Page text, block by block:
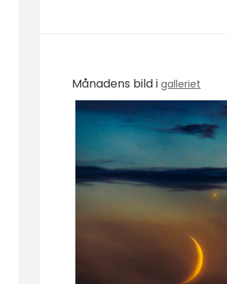
Månadens bild i galleriet